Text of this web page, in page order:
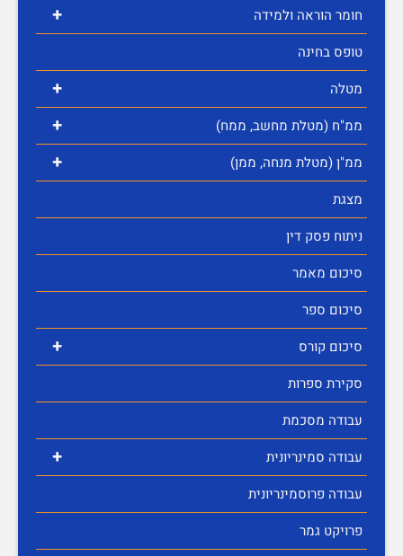
+
חומר הוראה ולמידה
טופס בחינה
+ מטלה
+ ממ"ח (מטלת מחשב, ממח)
+
ממ"ן (מטלת מנחה, ממן)
מצגת
ניתוח פסק דין
סיכום מאמר
סיכום ספר
+
סיכום קורס
סקירת ספרות
עבודה מסכמת
+
עבודה סמינריונית
עבודה פרוסמינריונית
פרויקט גמר